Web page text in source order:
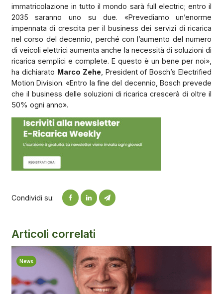
immatricolazione in tutto il mondo sarà full electric; entro il
2035 saranno uno su due. «Prevediamo un’enorme
impennata di crescita per il business dei servizi di ricarica
nel corso del decennio, perché con l’aumento del numero
di veicoli elettrici aumenta anche la necessità di soluzioni di
ricarica semplici e complete. E questo è un bene per noi»,
ha dichiarato Marco Zehe , President of Bosch’s Electrified
Motion Division. «Entro la fine del decennio, Bosch prevede
che il business delle soluzioni di ricarica crescerà di oltre il
50% ogni anno».
Condividi su:
Articoli correlati
News